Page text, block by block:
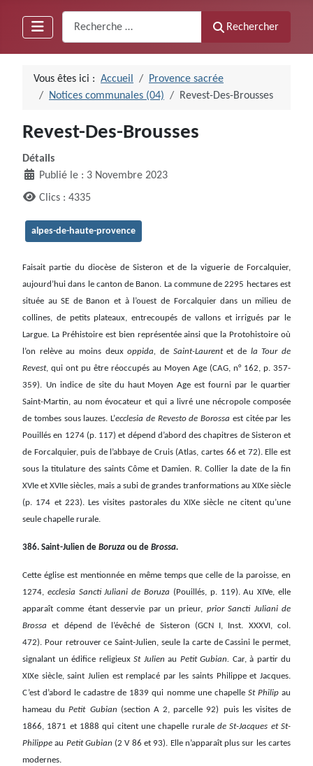
Rechercher
Vous êtes ici : Accueil
Provence sacrée
Notices communales (04)
Revest-Des-Brousses
Revest-Des-Brousses
Détails
Publié le : 3 Novembre 2023
Clics : 4335
alpes-de-haute-provence
Faisait partie du diocèse de Sisteron et de la viguerie de Forcalquier,
aujourd’hui dans le canton de Banon. La commune de 2295 hectares est
située au SE de Banon et à l’ouest de Forcalquier dans un milieu de
collines, de petits plateaux, entrecoupés de vallons et irrigués par le
Largue. La Préhistoire est bien représentée ainsi que la Protohistoire où
l’on relève au moins deuxoppida, de Saint-Laurentet de la Tour de
Revest, qui ont pu être réoccupés au Moyen Age (CAG, n° 162, p. 357-
359). Un indice de site du haut Moyen Age est fourni par le quartier
Saint-Martin, au nom évocateur et qui a livré une nécropole composée
de tombes sous lauzes. L’ecclesia de Revesto de Borossa est citée par les
Pouillés en 1274 (p. 117) et dépend d’abord des chapitres de Sisteron et
de Forcalquier, puis de l’abbaye de Cruis (Atlas, cartes 66 et 72). Elle est
sous la titulature des saints Côme et Damien. R. Collier la date de la fin
XVIe et XVIIe siècles, mais a subi de grandes tranformations au XIXe siècle
(p. 174 et 223). Les visites pastorales du XIXe siècle ne citent qu’une
seule chapelle rurale.
386. Saint-Julien de Boruza ou de Brossa.
Cette église est mentionnée en même temps que celle de la paroisse, en
1274, ecclesia Sancti Juliani de Boruza (Pouillés, p. 119). Au XIVe, elle
apparaît comme étant desservie par un prieur, prior Sancti Juliani de
Brossa et dépend de l’évêché de Sisteron (GCN I, Inst. XXXVI, col.
472). Pour retrouver ce Saint-Julien, seule la carte de Cassini le permet,
signalant un édifice religieux St Julien au Petit Gubian. Car, à partir du
XIXe siècle, saint Julien est remplacé par les saints Philippe et Jacques.
C’est d’abord le cadastre de 1839 qui nomme une chapelle St Philipau
hameau duPetit Gubian (section A 2, parcelle 92)
puis les visites de
1866, 1871 et 1888 qui citent une chapelle rurale de St-Jacques et St-
Philippeau Petit Gubian (2 V 86 et 93). Elle n’apparaît plus sur les cartes
modernes.